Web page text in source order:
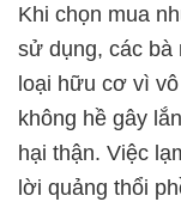
Khi chọn mua
sử dụng, các
loại hữu cơ vì
không hề gây
hại thận. Việc
lời quảng thổi